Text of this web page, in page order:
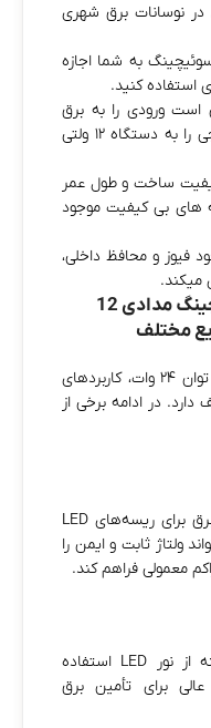
در نوسانات برق شهری
به شما اجازه
استفاده کنید.
است ورودی را به برق
شهری ۲۲۰ ولت متصل کرده و خروجی را به دستگاه ۱۲ ولتی
ساخت و طول عمر
های بی کیفیت موجود
فیوز و محافظ داخلی،
میکند.
۵. کاربردهای رایج پاور سوئیچینگ مدادی 12
سوئیچینگ مدادی ۱۲ ولت ۲ آمپر با توان ۲۴ وات، کاربردهای
در ادامه برخی از
از جمله مهم‌ترین کاربردها، تأمین برق برای ریسه‌های LED
ولتاژ ثابت و ایمن را
معمولی فراهم کند.
در تابلوهایی که برای نور پس‌زمینه از نور LED استفاده
برای تأمین برق